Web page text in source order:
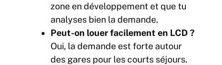
zone en développement et que tu
analyses bien la demande.
Peut-on louer facilement en LCD ?
Oui, la demande est forte autour
des gares pour les courts séjours.